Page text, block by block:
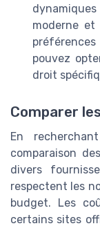
moderne et
pouvez
droit
Comparer
En
comparaison
divers
respectent les
budget. Les
certains sites